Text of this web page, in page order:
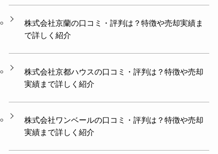
株式会社京蘭の口コミ・評判は？特徴や売却実績ま
で詳しく紹介
株式会社京都ハウスの口コミ・評判は？特徴や売却
実績まで詳しく紹介
株式会社ワンベールの口コミ・評判は？特徴や売却
実績まで詳しく紹介